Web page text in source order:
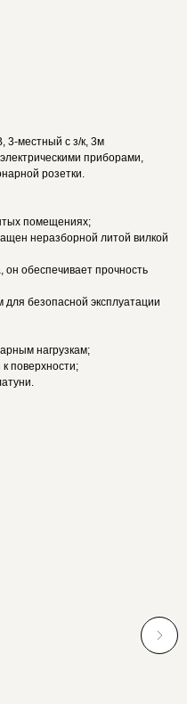
3-местный с з/к, 3м
приборами,
розетки.
помещениях;
неразборной литой вилкой
обеспечивает прочность
безопасной эксплуатации
нагрузкам;
поверхности;